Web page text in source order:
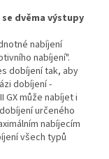
dvěma výstupy
nabíjení
nabíjení".
dobíjení tak, aby
dobíjení -
GX může nabíjet i
určeného
nabíjecím
všech typů